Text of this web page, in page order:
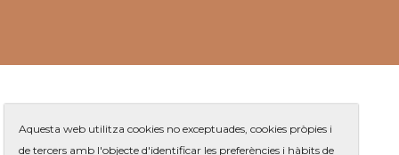
Aquesta web utilitza cookies no exceptuades, cookies pròpies i
de tercers amb l'objecte d'identificar les preferències i hàbits de